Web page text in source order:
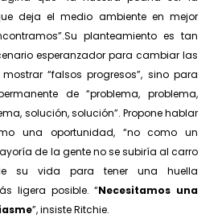
deja el medio ambiente en mejor
planteamiento es tan
esperanzador para cambiar las
“falsos progresos”, sino para
de “problema, problema,
solución, solución”. Propone hablar
una oportunidad, “no como un
de la gente no se subiría al carro
de su vida para tener una huella
ligera posible. “Necesitamos una
”, insiste Ritchie.